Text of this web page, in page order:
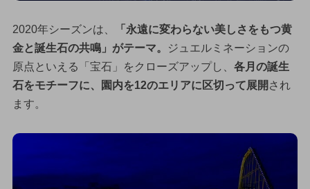
2020年シーズンは、
「永遠に変わらない美しさをもつ黄
金と誕生石の共鳴」がテーマ。
ジュエルミネーションの
原点といえる「宝石」をクローズアップし、 各月の誕生
石をモチーフに、園内を12のエリアに区切って展開 され
ます。